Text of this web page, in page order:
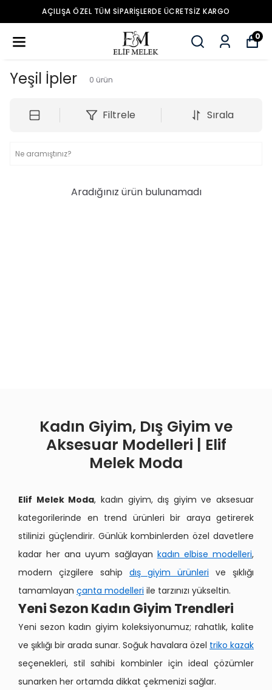
AÇILIŞA ÖZEL TÜM SIPARIŞLERDE ÜCRETSIZ KARGO
0
Yeşil İpler 0 ürün
Filtrele Sırala
Aradığınız ürün bulunamadı
Kadın Giyim, Dış Giyim ve
Aksesuar Modelleri | Elif
Melek Moda
Elif Melek Moda, kadın giyim, dış giyim ve aksesuar
kategorilerinde en trend ürünleri bir araya getirerek
stilinizi güçlendirir. Günlük kombinlerden özel davetlere
kadar her ana uyum sağlayan kadın elbise modelleri,
modern çizgilere sahip dış giyim ürünleri ve şıklığı
tamamlayan çanta modelleri ile tarzınızı yükseltin.
Yeni Sezon Kadın Giyim Trendleri
Yeni sezon kadın giyim koleksiyonumuz; rahatlık, kalite
ve şıklığı bir arada sunar. Soğuk havalara özel triko kazak
seçenekleri, stil sahibi kombinler için ideal çözümler
sunarken her ortamda dikkat çekmenizi sağlar.